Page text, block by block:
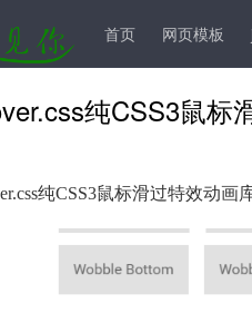
首页 网页模板
板 js插件 前台模板
纯CSS3鼠标
纯CSS3鼠标滑过特效动画